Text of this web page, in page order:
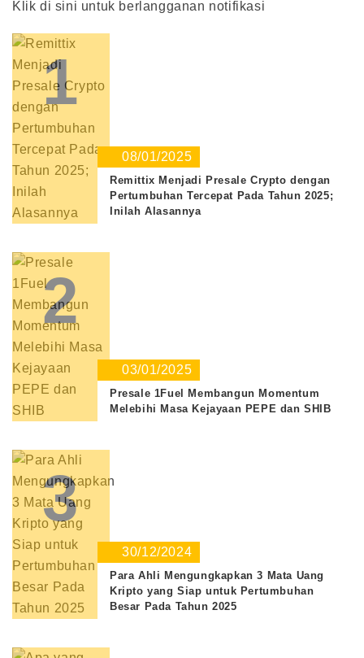
Klik di sini untuk berlangganan notifikasi
1
08/01/2025
Remittix Menjadi Presale Crypto dengan
Pertumbuhan Tercepat Pada Tahun 2025;
Inilah Alasannya
2
03/01/2025
Presale 1Fuel Membangun Momentum
Melebihi Masa Kejayaan PEPE dan SHIB
3
30/12/2024
Para Ahli Mengungkapkan 3 Mata Uang
Kripto yang Siap untuk Pertumbuhan
Besar Pada Tahun 2025